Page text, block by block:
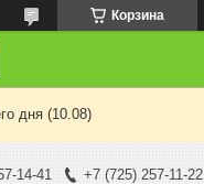
Корзина
дня (10.08)
14-41 +7 (725) 257-11-22